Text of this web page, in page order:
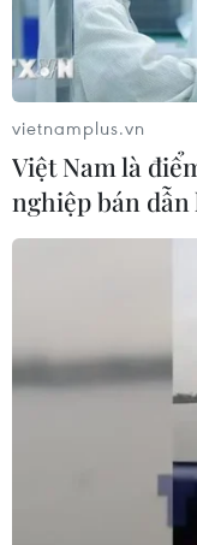
Trao Quyết
sỹ quan gìn
22/11/2021 03:10
Thượng tướng
chuẩn bị lên
Hồ,” truyền thống
Việt Nam trong
vietnamplus.vn
Việt Nam là
nghiệp bán dẫn